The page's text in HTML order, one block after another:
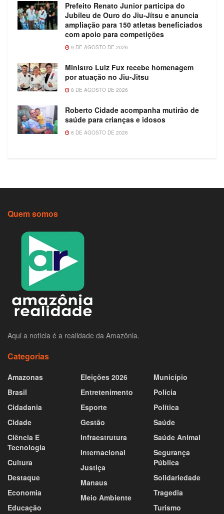
Prefeito Renato Junior participa do
Jubileu de Ouro do Jiu-Jítsu e anuncia
ampliação para 150 atletas beneficiados
com apoio para competições
9 DE AGOSTO DE 2026
Ministro Luiz Fux recebe homenagem
por atuação no Jiu-Jitsu
8 DE AGOSTO DE 2026
Roberto Cidade acompanha mutirão de
saúde para crianças e idosos
8 DE AGOSTO DE 2026
Quem somos
Aqui a notícia é a realidade da Amazônia.
Categorias
Amazonas
Brasil
Cidadania
Cidade
Ciência E
Tecnologia
Cultura
Destaque
Economia
Educação
Eleições 2026
Entretenimento
Esporte
Gestão
Infraestrutura
Internacional
Justiça
Manaus
Meio Ambiente
Município
Polícia
Política
Saúde
Saúde Animal
Segurança
Pública
Solidariedade
Tragedia
Turismo